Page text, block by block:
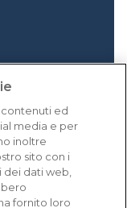
ed
media e per
inoltre
sito con i
dei dati web,
fornito loro